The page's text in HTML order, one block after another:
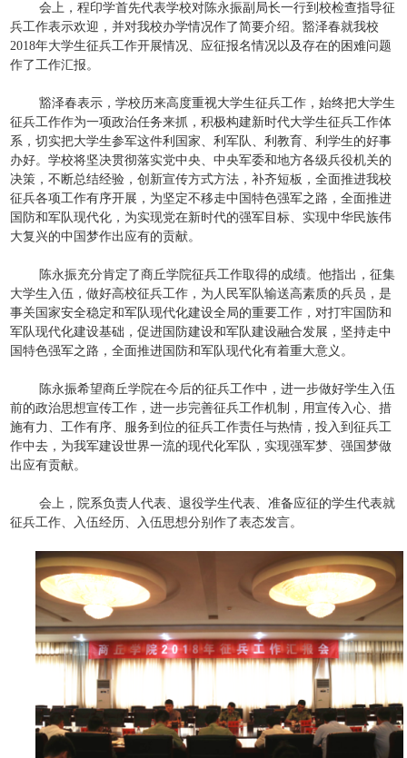
会上，程印学首先代表学校对陈永振副局长一行到校检查指导征
兵工作表示欢迎，并对我校办学情况作了简要介绍。豁泽春就我校
2018年大学生征兵工作开展情况、应征报名情况以及存在的困难问题
作了工作汇报。
豁泽春表示，学校历来高度重视大学生征兵工作，始终把大学生
征兵工作作为一项政治任务来抓，积极构建新时代大学生征兵工作体
系，切实把大学生参军这件利国家、利军队、利教育、利学生的好事
办好。学校将坚决贯彻落实党中央、中央军委和地方各级兵役机关的
决策，不断总结经验，创新宣传方式方法，补齐短板，全面推进我校
征兵各项工作有序开展，为坚定不移走中国特色强军之路，全面推进
国防和军队现代化，为实现党在新时代的强军目标、实现中华民族伟
大复兴的中国梦作出应有的贡献。
陈永振充分肯定了商丘学院征兵工作取得的成绩。他指出，征集
大学生入伍，做好高校征兵工作，为人民军队输送高素质的兵员，是
事关国家安全稳定和军队现代化建设全局的重要工作，对打牢国防和
军队现代化建设基础，促进国防建设和军队建设融合发展，坚持走中
国特色强军之路，全面推进国防和军队现代化有着重大意义。
陈永振希望商丘学院在今后的征兵工作中，进一步做好学生入伍
前的政治思想宣传工作，进一步完善征兵工作机制，用宣传入心、措
施有力、工作有序、服务到位的征兵工作责任与热情，投入到征兵工
作中去，为我军建设世界一流的现代化军队，实现强军梦、强国梦做
出应有贡献。
会上，院系负责人代表、退役学生代表、准备应征的学生代表就
征兵工作、入伍经历、入伍思想分别作了表态发言。